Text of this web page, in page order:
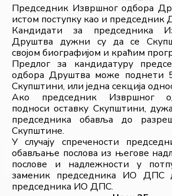
Председник Извршног одбора
истом поступку као и председник
Кандидати за председника
Друштва дужни су да се
својом биографијом и краћим
Предлог за кандидатуру
одбора Друштва може поднети
Скупштини, или једна секција
Ако председник Извршног
подноси оставку Скупштини,
председника обавља до
Скупштине.
У случају спречености
обављање послова из његове
послове и надлежности у
заменик председника ИО ДПС
председника ИО ДПС.